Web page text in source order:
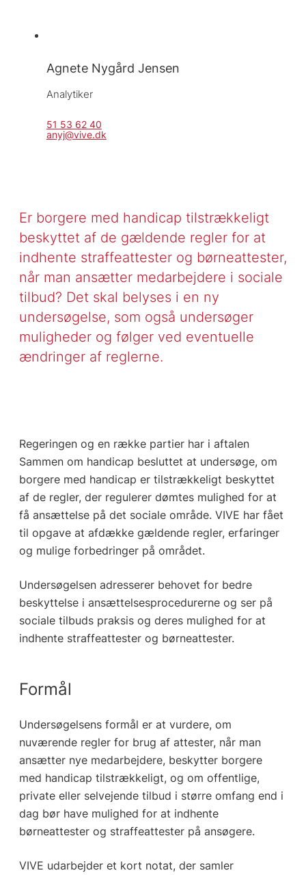
Agnete Nygård Jensen
Analytiker
51 53 62 40
anyj@vive.dk
Er borgere med handicap tilstrækkeligt
beskyttet af de gældende regler for at
indhente straffeattester og børneattester,
når man ansætter medarbejdere i sociale
tilbud? Det skal belyses i en ny
undersøgelse, som også undersøger
muligheder og følger ved eventuelle
ændringer af reglerne.
Regeringen og en række partier har i aftalen
Sammen om handicap besluttet at undersøge, om
borgere med handicap er tilstrækkeligt beskyttet
af de regler, der regulerer dømtes mulighed for at
få ansættelse på det sociale område. VIVE har fået
til opgave at afdække gældende regler, erfaringer
og mulige forbedringer på området.
Undersøgelsen adresserer behovet for bedre
beskyttelse i ansættelsesprocedurerne og ser på
sociale tilbuds praksis og deres mulighed for at
indhente straffeattester og børneattester.
Formål
Undersøgelsens formål er at vurdere, om
nuværende regler for brug af attester, når man
ansætter nye medarbejdere, beskytter borgere
med handicap tilstrækkeligt, og om offentlige,
private eller selvejende tilbud i større omfang end i
dag bør have mulighed for at indhente
børneattester og straffeattester på ansøgere.
VIVE udarbejder et kort notat, der samler